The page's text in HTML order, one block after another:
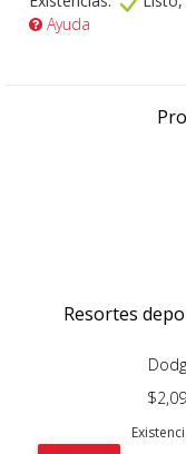
Ayuda
Resortes